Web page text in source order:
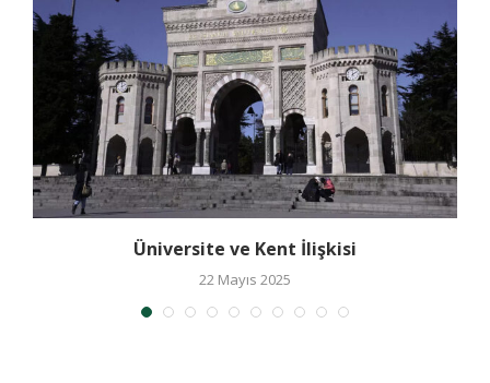
Üniversite ve Kent İlişkisi
22 Mayıs 2025